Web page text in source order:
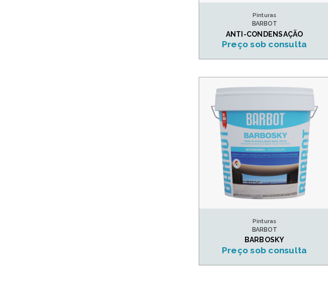
Pinturas
BARBOT
ANTI-CONDENSAÇÃO
Preço sob consulta
Pinturas
BARBOT
BARBOSKY
Preço sob consulta